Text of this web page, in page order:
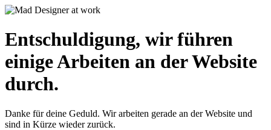
Entschuldigung, wir führen
einige Arbeiten an der Website
durch.
Danke für deine Geduld. Wir arbeiten gerade an der Website und
sind in Kürze wieder zurück.